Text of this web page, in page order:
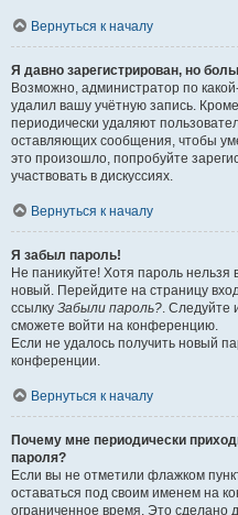
Вернуться к началу
Я давно зарегистрирован, но
Возможно, администратор по
удалил вашу учётную запись.
периодически удаляют
оставляющих сообщения, чтобы
это произошло, попробуйте
участвовать в дискуссиях.
Вернуться к началу
Я забыл пароль!
Не паникуйте! Хотя пароль нельзя
новый. Перейдите на страницу
ссылку Забыли пароль?. Следуйте
сможете войти на конференцию.
Если не удалось получить новый
конференции.
Вернуться к началу
Почему мне периодически
пароля?
Если вы не отметили флажком
оставаться под своим именем на
ограниченное время. Это сделано